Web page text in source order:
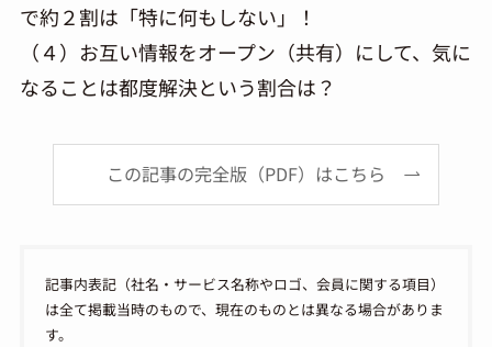
で約２割は「特に何もしない」！
（４）お互い情報をオープン（共有）にして、気に
なることは都度解決という割合は？
この記事の完全版（PDF）はこちら
記事内表記（社名・サービス名称やロゴ、会員に関する項目）
は全て掲載当時のもので、現在のものとは異なる場合がありま
す。